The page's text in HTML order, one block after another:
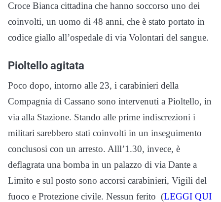
Croce Bianca cittadina che hanno soccorso uno dei
coinvolti, un uomo di 48 anni, che è stato portato in
codice giallo all’ospedale di via Volontari del sangue.
Pioltello agitata
Poco dopo, intorno alle 23, i carabinieri della
Compagnia di Cassano sono intervenuti a Pioltello, in
via alla Stazione. Stando alle prime indiscrezioni i
militari sarebbero stati coinvolti in un inseguimento
conclusosi con un arresto. Alll’1.30, invece, è
deflagrata una bomba in un palazzo di via Dante a
Limito e sul posto sono accorsi carabinieri, Vigili del
fuoco e Protezione civile. Nessun ferito (LEGGI QUI